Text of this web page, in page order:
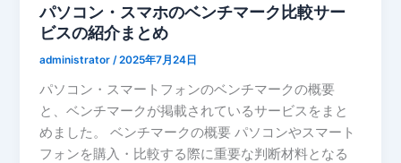
パソコン・スマホのベンチマーク比較サー
ビスの紹介まとめ
administrator /2025年7月24日
パソコン・スマートフォンのベンチマークの概要
と、ベンチマークが掲載されているサービスをまと
めました。 ベンチマークの概要 パソコンやスマート
フォンを購入・比較する際に重要な判断材料となる